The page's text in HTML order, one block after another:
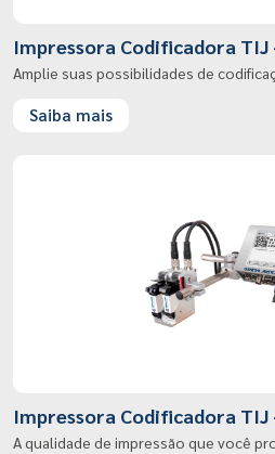
Impressora Codificadora TIJ
Amplie suas possibilidades de
Saiba mais
Impressora Codificadora TIJ
A qualidade de impressão que você